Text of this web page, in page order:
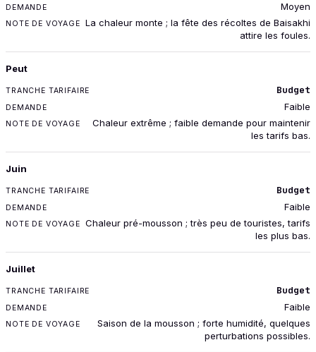
Moyen
La chaleur monte ; la fête des récoltes de Baisakhi
attire les foules.
Peut
Budget
Faible
Chaleur extrême ; faible demande pour maintenir
les tarifs bas.
Juin
Budget
Faible
Chaleur pré-mousson ; très peu de touristes, tarifs
les plus bas.
Juillet
Budget
Faible
Saison de la mousson ; forte humidité, quelques
perturbations possibles.